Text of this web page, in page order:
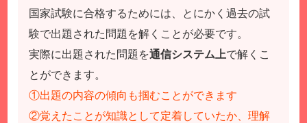
国家試験に合格するためには、とにかく過去の試
験で出題された問題を解くことが必要です。
実際に出題された問題を通信システム上で解くこ
とができます。
①出題の内容の傾向も掴むことができます
②覚えたことが知識として定着していたか、理解